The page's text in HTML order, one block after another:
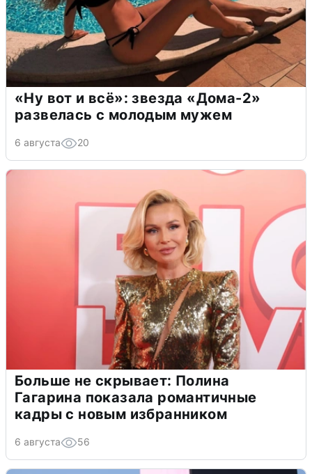
«Ну вот и всё»: звезда «Дома-2»
развелась с молодым мужем
6 августа 20
Больше не скрывает: Полина
Гагарина показала романтичные
кадры с новым избранником
6 августа 56